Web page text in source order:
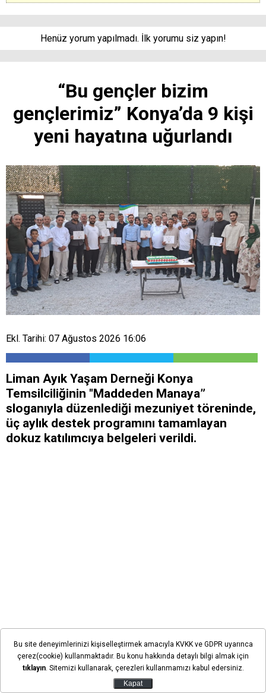
Henüz yorum yapılmadı. İlk yorumu siz yapın!
“Bu gençler bizim
gençlerimiz” Konya’da 9 kişi
yeni hayatına uğurlandı
Ekl. Tarihi: 07 Ağustos 2026 16:06
Liman Ayık Yaşam Derneği Konya
Temsilciliğinin "Maddeden Manaya”
sloganıyla düzenlediği mezuniyet töreninde,
üç aylık destek programını tamamlayan
dokuz katılımcıya belgeleri verildi.
Bu site deneyimlerinizi kişiselleştirmek amacıyla KVKK ve GDPR uyarınca
çerez(cookie) kullanmaktadır. Bu konu hakkında detaylı bilgi almak için
tıklayın. Sitemizi kullanarak, çerezleri kullanmamızı kabul edersiniz.
Kapat